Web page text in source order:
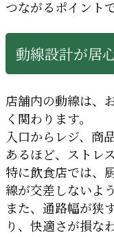
つながるポイントで
動線設計が居
店舗内の動線は、
く関わります。
入口からレジ、商
あるほど、ストレ
特に飲食店では、
線が交差しないよ
また、通路幅が狭
り、快適さが損な